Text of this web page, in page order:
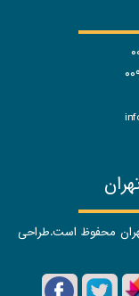
محفوظ است.طراحی